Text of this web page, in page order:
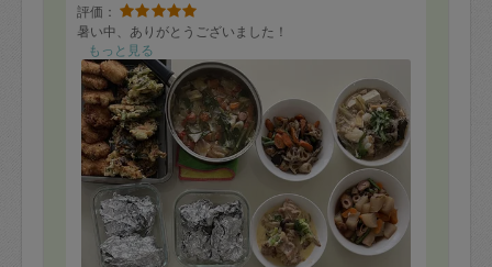
評価：
暑い中、ありがとうございました！
もっと見る